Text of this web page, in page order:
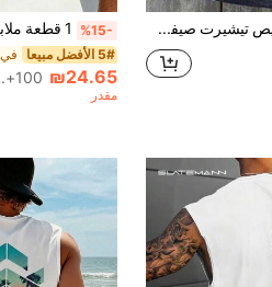
Resyla قميص تيشيرت صيفي بأكمام قصيرة بطباعة حرفية لرجال %15-
5# الأفضل مبيعا
₪24.65 100+. تم بيع
مقدر